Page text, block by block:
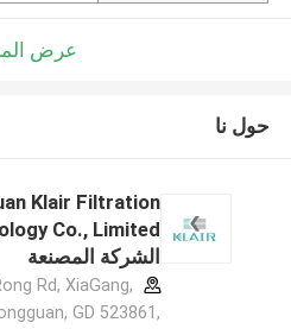
عرض
حول نا
Klair Filtration
الشركة المصنعة
Rd, XiaGang,
GD 523861,